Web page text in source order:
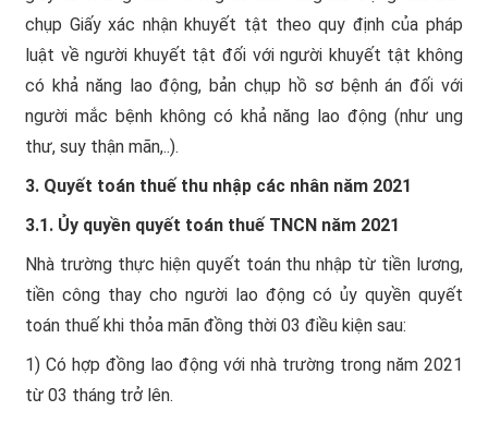
chụp Giấy xác nhận khuyết tật theo quy định của pháp
luật về người khuyết tật đối với người khuyết tật không
có khả năng lao động, bản chụp hồ sơ bệnh án đối với
người mắc bệnh không có khả năng lao động (như ung
thư, suy thận mãn,..).
3. Quyết toán thuế thu nhập các nhân năm 2021
3.1. Ủy quyền quyết toán thuế TNCN năm 2021
Nhà trường thực hiện quyết toán thu nhập từ tiền lương,
tiền công thay cho người lao động có ủy quyền quyết
toán thuế khi thỏa mãn đồng thời 03 điều kiện sau:
1) Có hợp đồng lao động với nhà trường trong năm 2021
từ 03 tháng trở lên.